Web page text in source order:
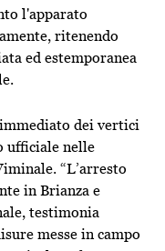
l'apparato
ritenendo
ed estemporanea
dei vertici
ufficiale nelle
“L’arresto
in Brianza e
testimonia
messe in campo